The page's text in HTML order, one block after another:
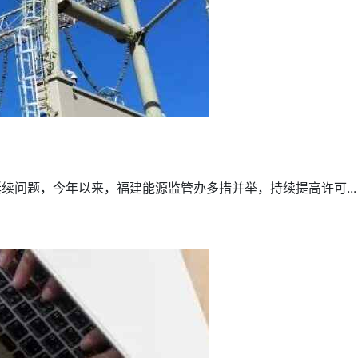
问题，今年以来，福建能源监管办多措并举，持续提高许可...